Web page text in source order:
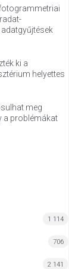
ki a
helyettes
meg
a problémákat
1 114
706
2 141